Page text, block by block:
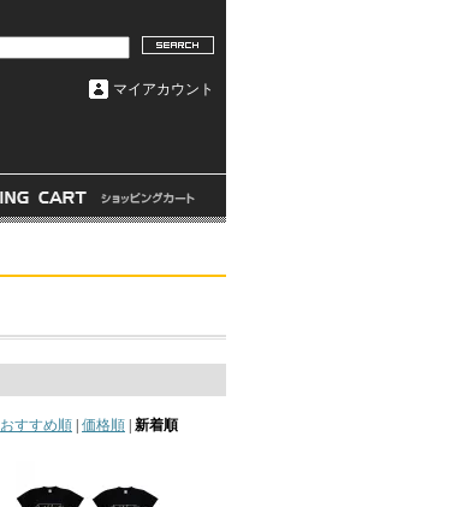
マイアカウント
おすすめ順 価格順 新着順